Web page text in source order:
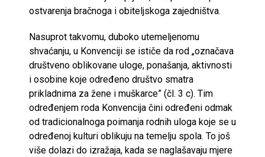
ostvarenja bračnoga i obiteljskoga zajedništva.
Nasuprot takvomu, duboko utemeljenomu
shvaćanju, u Konvenciji se ističe da rod „označava
društveno oblikovane uloge, ponašanja, aktivnosti
i osobine koje određeno društvo smatra
prikladnima za žene i muškarce” (čl. 3 c). Tim
određenjem roda Konvencija čini određeni odmak
od tradicionalnoga poimanja rodnih uloga koje se u
određenoj kulturi oblikuju na temelju spola. To još
više dolazi do izražaja, kada se naglašavaju mjere